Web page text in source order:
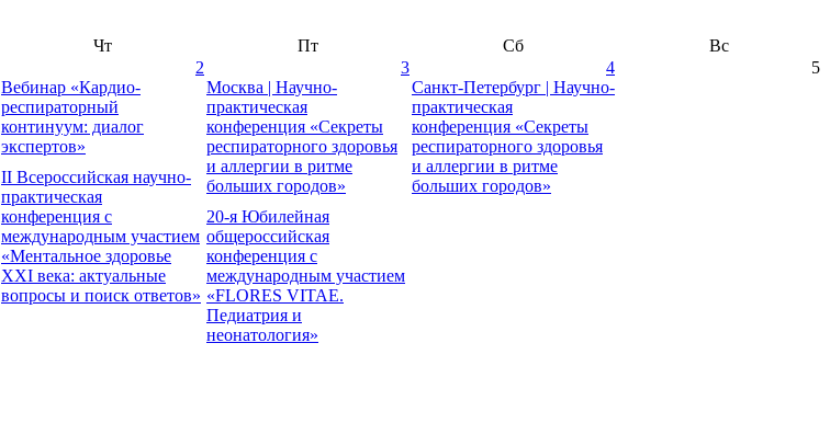
Чт Пт Сб
Вс
2
Вебинар «Кардио-
респираторный
континуум: диалог
экспертов»
II Всероссийская научно-
практическая
конференция с
международным участием
«Ментальное здоровье
XXI века: актуальные
вопросы и поиск ответов»
3
Москва | Научно-
практическая
конференция «Секреты
респираторного здоровья
и аллергии в ритме
больших городов»
20-я Юбилейная
общероссийская
конференция с
международным участием
«FLORES VITAE.
Педиатрия и
неонатология»
4
Санкт-Петербург | Научно-
практическая
конференция «Секреты
респираторного здоровья
и аллергии в ритме
больших городов»
5